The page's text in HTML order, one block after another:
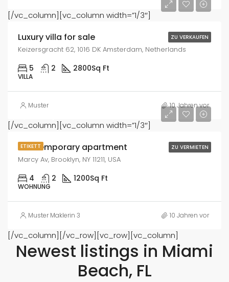
[/vc_column][vc_column width=”1/3″]
ZU VERKAUFEN
Luxury villa for sale
Keizersgracht 62, 1016 DK Amsterdam, Netherlands
5 2 2800Sq Ft
VILLA
Muster 10 Jahren vor
[/vc_column][vc_column width=”1/3″]
ETIKETT ZU VERMIETEN
Contemporary apartment
Marcy Av, Brooklyn, NY 11211, USA
4 2 1200Sq Ft
WOHNUNG
Muster Maklerin 3 10 Jahren vor
[/vc_column][/vc_row][vc_row][vc_column]
Newest listings in Miami
Beach, FL